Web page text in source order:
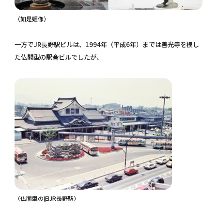
（如是姫像）
一方でJR長野駅ビルは、1994年（平成6年）までは善光寺を模し
た仏閣型の駅舎ビルでしたが、
（仏閣型の旧JR長野駅）